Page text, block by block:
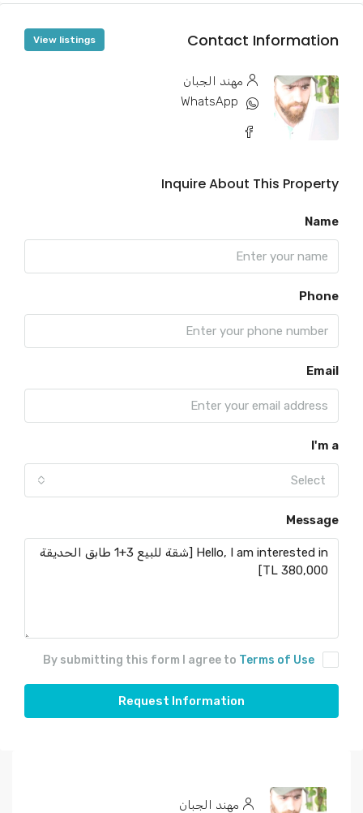
Contact Information
View listings
مهند الجبان
WhatsApp
Inquire About This Property
Name
Phone
Email
I'm a
Select
Message
By submitting this form I agree to Terms of Use
Request Information
مهند الجبان